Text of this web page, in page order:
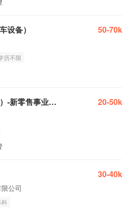
设备） 50-70k
历不限
医学编辑（AI科普方向）-新零售事业部(J10262) 20-50k
30-40k
公司
科